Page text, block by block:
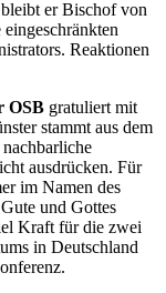
er Bischof von
Reaktionen
OSB gratuliert mit
stammt aus dem
ausdrücken. Für
im Namen des
und Gottes
Kraft für die zwei
in Deutschland